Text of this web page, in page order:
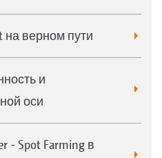
на верном пути
и
оси
- Spot Farming в